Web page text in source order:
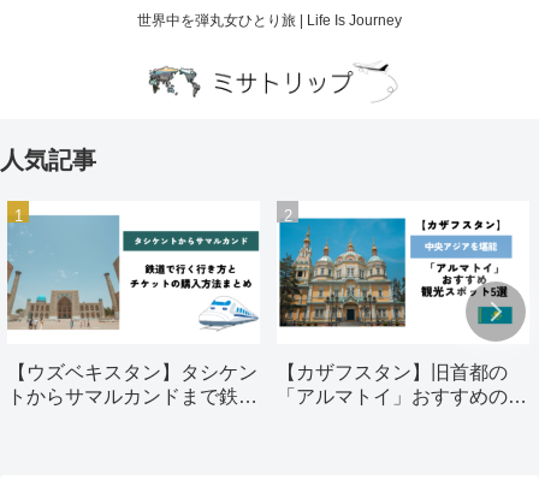
世界中を弾丸女ひとり旅 | Life Is Journey
人気記事
【ウズベキスタン】タシケン
トからサマルカンドまで鉄道
【カザフスタン】旧首都の
「アルマトイ」おすすめの観